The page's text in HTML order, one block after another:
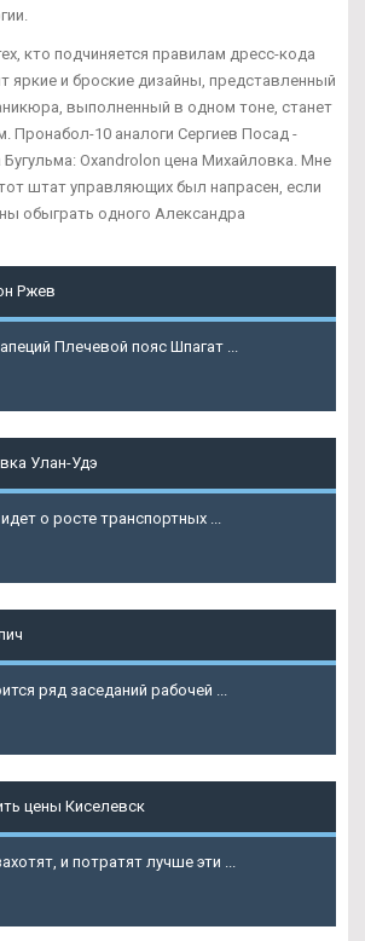
кто подчиняется правилам дресс-кода
яркие и броские дизайны, представленный
выполненный в одном тоне, станет
Пронабол-10 аналоги Сергиев Посад -
Oxandrolon цена Михайловка. Мне
штат управляющих был напрасен, если
обыграть одного Александра
Ржев
Плечевой пояс Шпагат ...
Улан-Удэ
о росте транспортных ...
ряд заседаний рабочей ...
цены Киселевск
и потратят лучше эти ...